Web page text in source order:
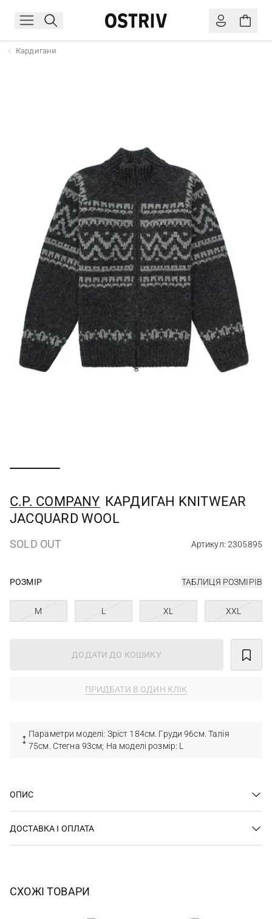
Кардигани
C.P. COMPANY КАРДИГАН KNITWEAR
JACQUARD WOOL
SOLD OUT Артикул: 2305895
РОЗМІР ТАБЛИЦЯ РОЗМІРІВ
M L XL XXL
ДОДАТИ ДО КОШИКУ
ПРИДБАТИ В ОДИН КЛІК
Параметри моделі: Зріст 184см. Груди 96см. Талія
75см. Стегна 93см; На моделі розмір: L
ОПИС
ДОСТАВКА І ОПЛАТА
СХОЖІ ТОВАРИ